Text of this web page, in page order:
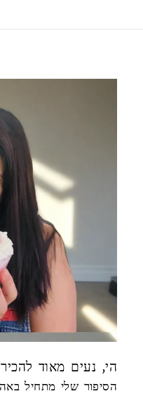
! הי, נעים מאוד להכיר